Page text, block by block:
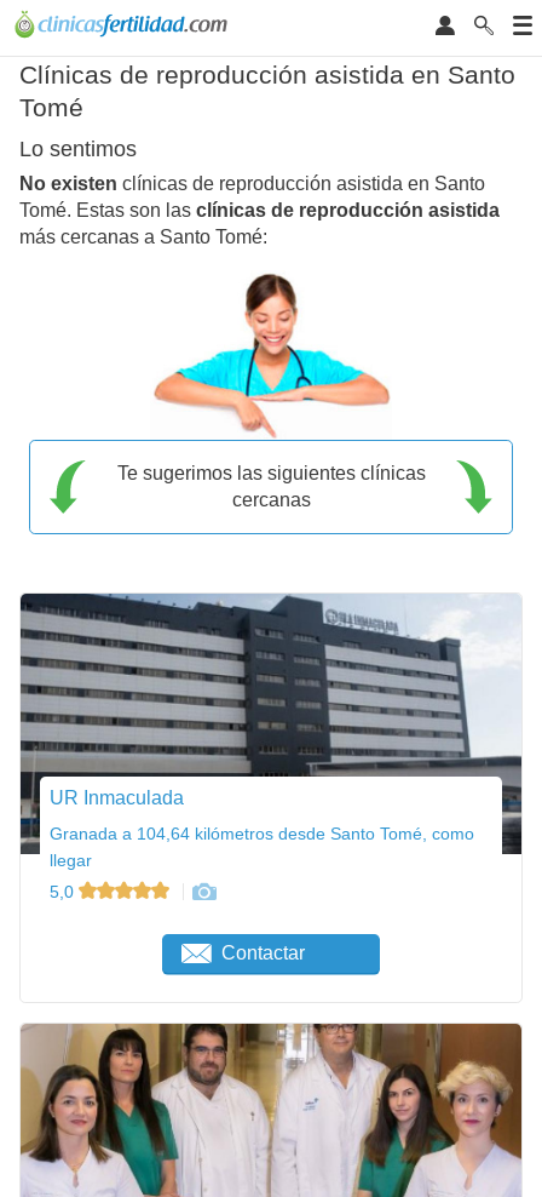
Clínicas de reproducción asistida en Santo
Tomé
Lo sentimos
No existen clínicas de reproducción asistida en Santo
Tomé. Estas son las clínicas de reproducción asistida
más cercanas a Santo Tomé:
Te sugerimos las siguientes clínicas
cercanas
UR Inmaculada
Granada a 104,64 kilómetros desde Santo Tomé, como
llegar
5,0
Contactar